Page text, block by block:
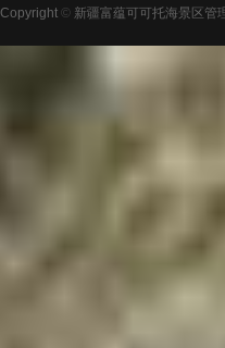
Copyright © 新疆富蕴可可托海景区管